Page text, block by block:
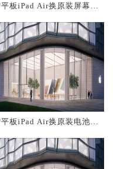
板iPad Air换原装屏幕服
板iPad Air换原装电池维